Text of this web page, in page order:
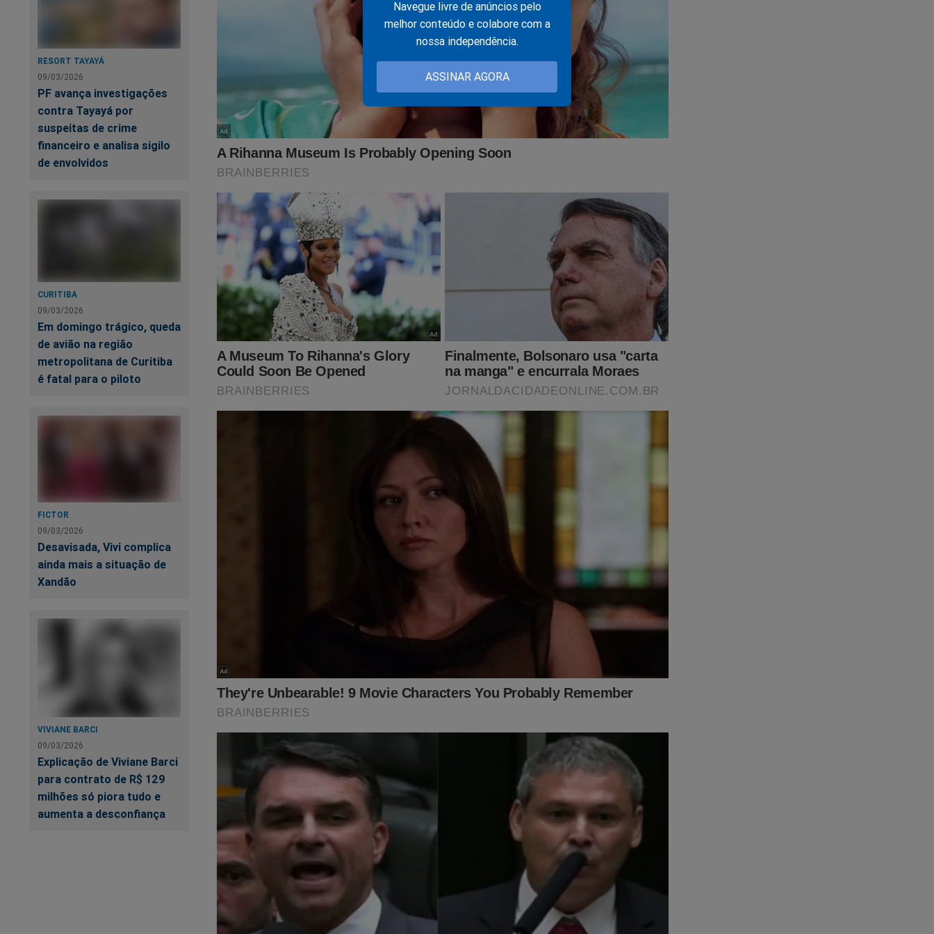
Navegue livre de anúncios pelo
melhor conteúdo e colabore com a
nossa independência.
ASSINAR AGORA
RESORT TAYAYÁ
09/03/2026
PF avança investigações
contra Tayayá por
suspeitas de crime
financeiro e analisa sigilo
de envolvidos
CURITIBA
09/03/2026
Em domingo trágico, queda
de avião na região
metropolitana de Curitiba
é fatal para o piloto
FICTOR
09/03/2026
Desavisada, Vivi complica
ainda mais a situação de
Xandão
VIVIANE BARCI
09/03/2026
Explicação de Viviane Barci
para contrato de R$ 129
milhões só piora tudo e
aumenta a desconfiança
A cruel, absurda e desumana perseguição contra o ex-presidente Bolsonaro e seus aliados não
tem fim! Tudo leva a crer que, em breve, o pior pode acontecer! Querem tirar a vida dele,
esconder o que aconteceu em 2022, as decisões judiciais controversas, disputas ideológica e
perseguição covarde contra Bolsonaro... Porém, para o "terror" do "sistema", a verdade não vai
morrer. Tudo isso foi documentado no
COMBO com cinco livros
que está sendo vendido
por apenas R$ 29,90, para alcançar todo o país. Caso queira conhecer os livros e não perder
essa oportunidade, clique no link abaixo:
https://conteudoconservador.news/kit-5-livros-digitais/
Aproveite enquanto esses livros ainda estão disponíveis... Nunca se sabe do que a censura é
capaz!